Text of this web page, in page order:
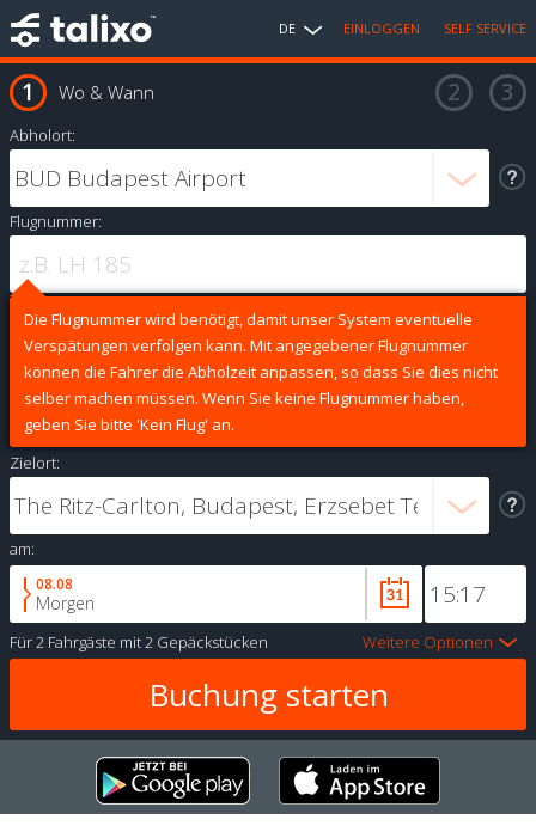
DE EINLOGGEN SELF SERVICE
Wo & Wann
Abholort:
Flugnummer:
Die Flugnummer wird benötigt, damit unser System eventuelle
Verspätungen verfolgen kann. Mit angegebener Flugnummer
können die Fahrer die Abholzeit anpassen, so dass Sie dies nicht
selber machen müssen. Wenn Sie keine Flugnummer haben,
geben Sie bitte 'Kein Flug' an.
Zielort:
am:
08.08
Morgen
Für2 Fahrgäste mit2 Gepäckstücken Weitere Optionen